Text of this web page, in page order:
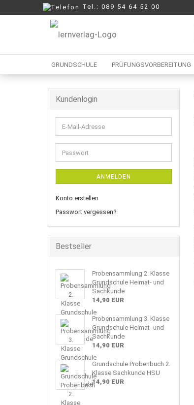
Tel.: 089 54 64 52 00
GRUNDSCHULE PRÜFUNGSVORBEREITUNG
Mittelschule
Kundenlogin
E-
Mail-
Adresse
Passwort
ANMELDEN
Konto erstellen
Passwort vergessen?
Bestseller
Probensammlung 2. Klasse
Grundschule Heimat- und
Sachkunde
14,90 EUR
Probensammlung 3. Klasse
Grundschule Heimat- und
Sachkunde
14,90 EUR
Grundschule Probenbuch 2.
Klasse Sachkunde HSU
14,90 EUR